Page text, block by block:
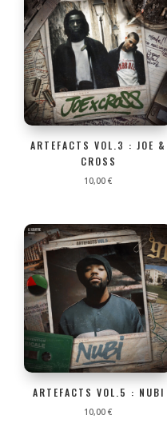
ARTEFACTS VOL.3 : JOE &
CROSS
10,00€
ARTEFACTS VOL.5 : NUBI
10,00€